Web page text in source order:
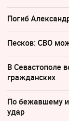
Погиб
Песков: СВО
В Севастополе
гражданских
По бежавшему
удар